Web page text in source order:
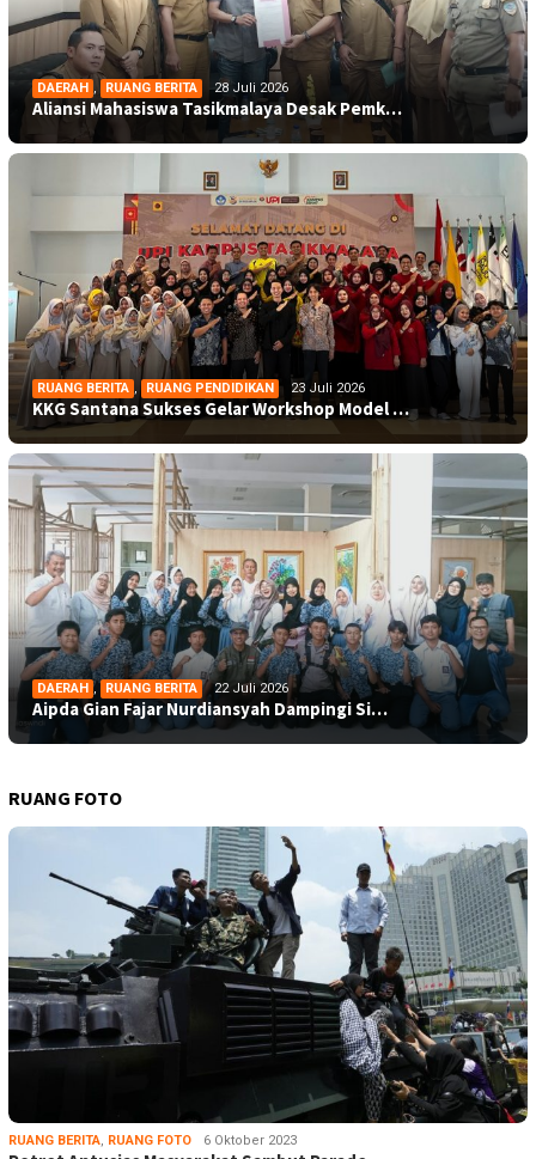
DAERAH , RUANG BERITA 28 Juli 2026
Aliansi Mahasiswa Tasikmalaya Desak Pemk…
RUANG BERITA , RUANG PENDIDIKAN 23 Juli 2026
KKG Santana Sukses Gelar Workshop Model …
DAERAH , RUANG BERITA 22 Juli 2026
Aipda Gian Fajar Nurdiansyah Dampingi Si…
RUANG FOTO
RUANG BERITA, RUANG FOTO 6 Oktober 2023